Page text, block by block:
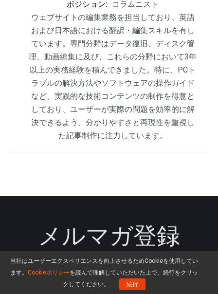
ポジション:
コラムニスト
ウェブサイトの編集業務を担当しており、英語
および日本語における翻訳・編集スキルを有し
ています。専門分野はデータ復旧、ディスク管
理、動画編集に及び、これらの分野において3年
以上の実務経験を積んできました。特に、PCト
ラブルの解決方法やソフトウェアの操作ガイド
など、実践的な技術コンテンツの制作を得意と
しており、ユーザーが実際の問題を効率的に解
決できるよう、分かりやすさと再現性を重視し
た記事制作に注力しています。
当社はユーザーエクスペリエンスを向上させるためCookieを使用してい
ます。 Cookieポリシーを読んで理解していただいた上で、続行をクリッ
クしてください。
続行
メルマガ登録
プレゼント企画、限定キャンペーン、新製品などの
情報をお届けします。